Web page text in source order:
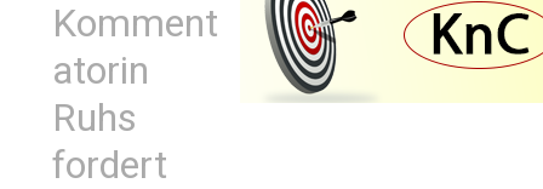
Komment
atorin
Ruhs
fordert